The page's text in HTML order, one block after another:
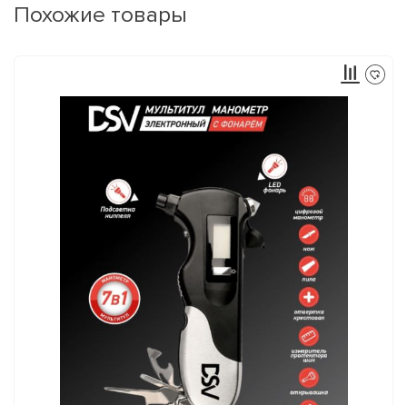
Похожие товары